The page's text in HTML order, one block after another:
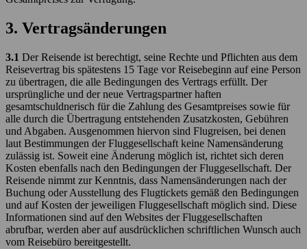
3. Vertragsänderungen
3.1 Der Reisende ist berechtigt, seine Rechte und Pflichten aus dem
Reisevertrag bis spätestens 15 Tage vor Reisebeginn auf eine Person
zu übertragen, die alle Bedingungen des Vertrags erfüllt. Der
ursprüngliche und der neue Vertragspartner haften
gesamtschuldnerisch für die Zahlung des Gesamtpreises sowie für
alle durch die Übertragung entstehenden Zusatzkosten, Gebühren
und Abgaben. Ausgenommen hiervon sind Flugreisen, bei denen
laut Bestimmungen der Fluggesellschaft keine Namensänderung
zulässig ist. Soweit eine Änderung möglich ist, richtet sich deren
Kosten ebenfalls nach den Bedingungen der Fluggesellschaft. Der
Reisende nimmt zur Kenntnis, dass Namensänderungen nach der
Buchung oder Ausstellung des Flugtickets gemäß den Bedingungen
und auf Kosten der jeweiligen Fluggesellschaft möglich sind. Diese
Informationen sind auf den Websites der Fluggesellschaften
abrufbar, werden aber auf ausdrücklichen schriftlichen Wunsch auch
vom Reisebüro bereitgestellt.